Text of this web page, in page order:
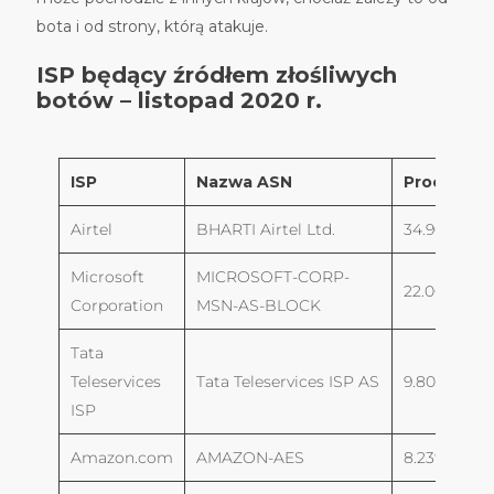
bota i od strony, którą atakuje.
ISP będący źródłem złośliwych
botów – listopad 2020 r.
ISP Nazwa ASN Procenty
Airtel BHARTI Airtel Ltd. 34.96%
Microsoft
Corporation
MICROSOFT-CORP-
MSN-AS-BLOCK
22.00%
Tata
Teleservices
ISP
Tata Teleservices ISP AS 9.80%
Amazon.com AMAZON-AES 8.23%